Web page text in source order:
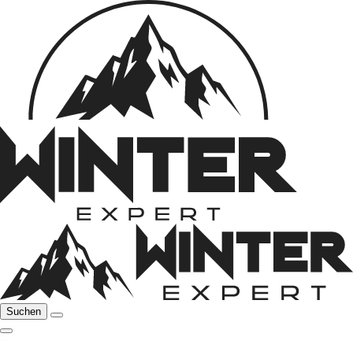
Suchen